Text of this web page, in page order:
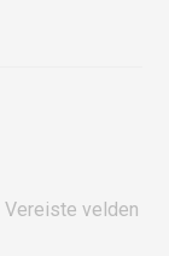
Vereiste velden